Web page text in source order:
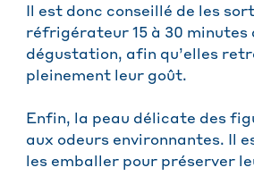
Il est donc conseillé de les
réfrigérateur 15 à 30 minutes
dégustation, afin qu’elles
pleinement leur goût.
Enfin, la peau délicate des
aux odeurs environnantes. Il
les emballer pour préserver